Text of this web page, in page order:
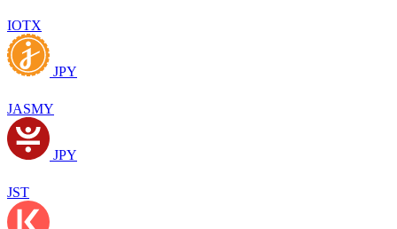
IOTX
JPY
JASMY
JPY
JST